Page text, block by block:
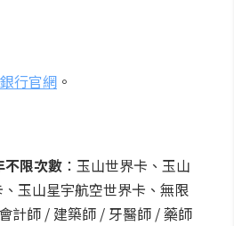
行官網 。
不限次數 ：玉山世界卡、玉山
玉山星宇航空世界卡、無限
計師 / 建築師 / 牙醫師 / 藥師